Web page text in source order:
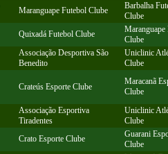
Maranguape Futebol Clube
Barbalha
Clube
Quixadá Futebol Clube
Maranguape
Clube
Associação Desportiva São
Benedito
Uniclinic
Clube
Crateús Esporte Clube
Maracanã
Clube
Associação Esportiva
Tiradentes
Uniclinic
Clube
Crato Esporte Clube
Guarani
Clube